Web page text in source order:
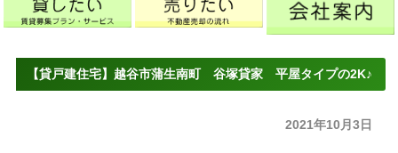
【貸戸建住宅】越谷市蒲生南町 谷塚貸家 平屋タイプの2K♪
2021年10月3日